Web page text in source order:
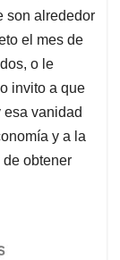
son alrededor
el mes de
o le
invito a que
vanidad
y a la
obtener